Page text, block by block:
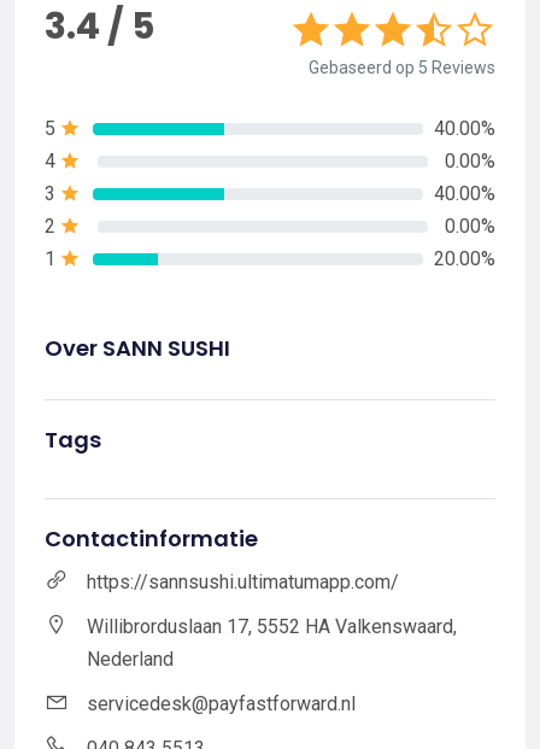
3.4 / 5
Gebaseerd op 5 Reviews
5
40.00%
4
0.00%
3
40.00%
2
0.00%
1
20.00%
Over SANN SUSHI
Tags
Contactinformatie
https://sannsushi.ultimatumapp.com/
Willibrorduslaan 17, 5552 HA Valkenswaard,
Nederland
servicedesk@payfastforward.nl